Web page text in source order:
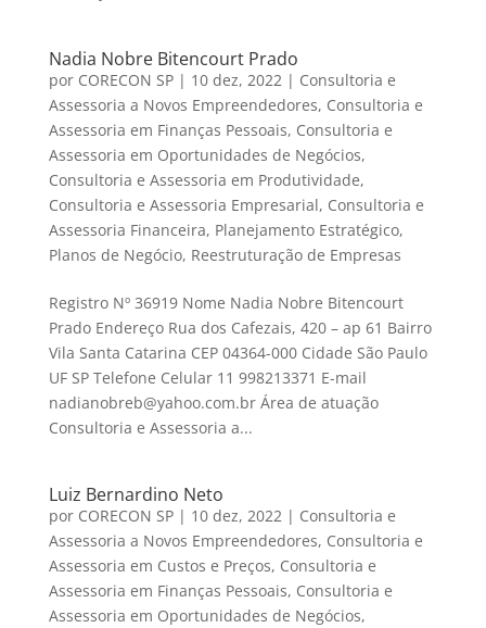
Nadia Nobre Bitencourt Prado
por CORECON SP| 10 dez, 2022| Consultoria e
Assessoria a Novos Empreendedores, Consultoria e
Assessoria em Finanças Pessoais, Consultoria e
Assessoria em Oportunidades de Negócios,
Consultoria e Assessoria em Produtividade,
Consultoria e Assessoria Empresarial, Consultoria e
Assessoria Financeira, Planejamento Estratégico,
Planos de Negócio, Reestruturação de Empresas
Registro Nº 36919 Nome Nadia Nobre Bitencourt
Prado Endereço Rua dos Cafezais, 420 – ap 61 Bairro
Vila Santa Catarina CEP 04364-000 Cidade São Paulo
UF SP Telefone Celular 11 998213371 E-mail
nadianobreb@yahoo.com.br Área de atuação
Consultoria e Assessoria a...
Luiz Bernardino Neto
por CORECON SP| 10 dez, 2022| Consultoria e
Assessoria a Novos Empreendedores, Consultoria e
Assessoria em Custos e Preços, Consultoria e
Assessoria em Finanças Pessoais, Consultoria e
Assessoria em Oportunidades de Negócios,